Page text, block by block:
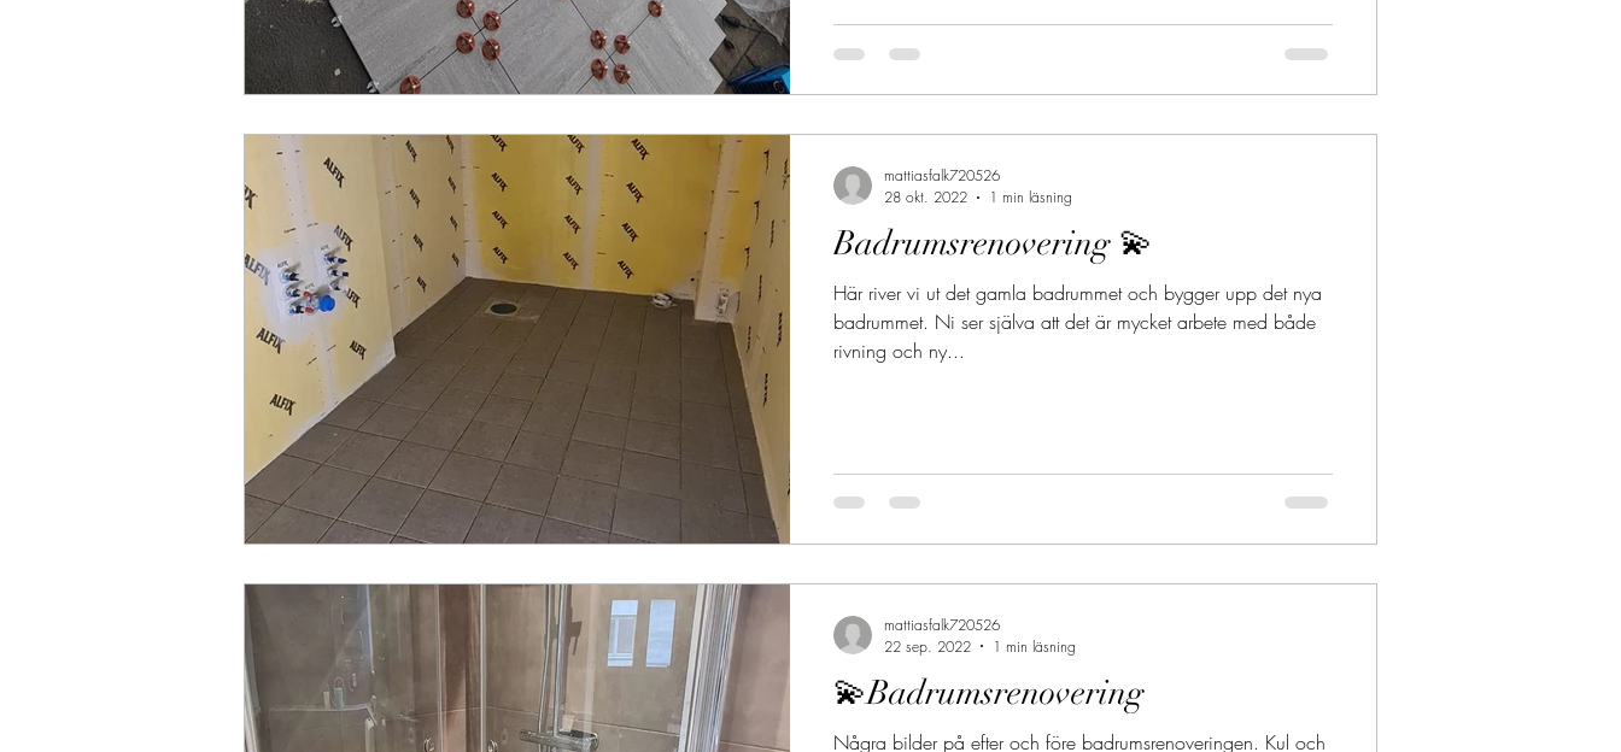
Badrumsrenovering 💫
Här river vi ut det gamla badrummet och bygger upp det nya
badrummet. Ni ser själva att det är mycket arbete med både
rivning och ny...
mattiasfalk720526
28 okt. 2022
1 min läsning
💫Badrumsrenovering
Några bilder på efter och före badrumsrenoveringen. Kul och
mattiasfalk720526
22 sep. 2022
1 min läsning